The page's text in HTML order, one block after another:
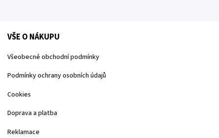
VŠE O NÁKUPU
Všeobecné obchodní podmínky
Podmínky ochrany osobních údajů
Cookies
Doprava a platba
Reklamace